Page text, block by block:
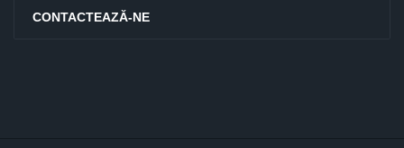
CONTACTEAZĂ-NE